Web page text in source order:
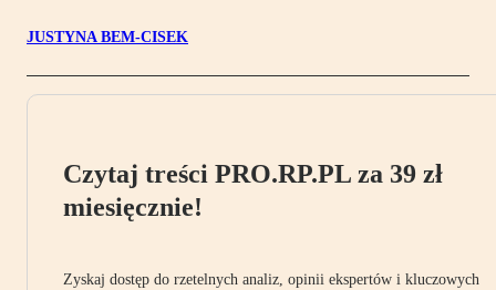
JUSTYNA BEM-CISEK
Czytaj treści PRO.RP.PL za 39 zł
miesięcznie!
Zyskaj dostęp do rzetelnych analiz, opinii ekspertów i kluczowych